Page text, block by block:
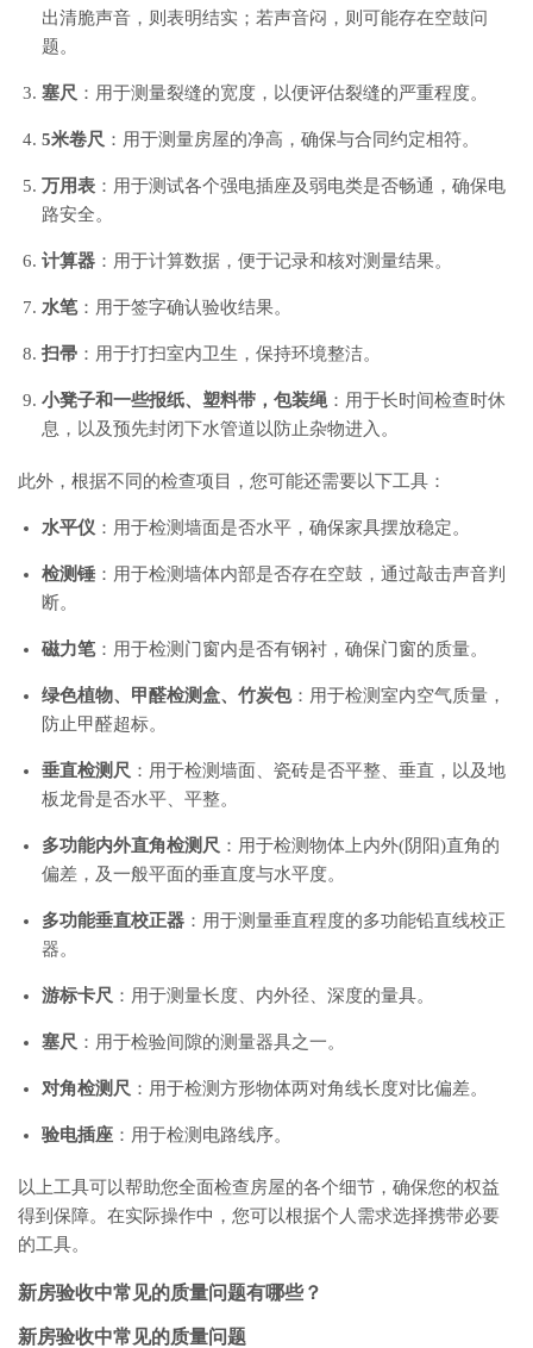
出清脆声音，则表明结实；若声音闷，则可能存在空鼓问
题。
塞尺 ：用于测量裂缝的宽度，以便评估裂缝的严重程度。
5米卷尺 ：用于测量房屋的净高，确保与合同约定相符。
万用表 ：用于测试各个强电插座及弱电类是否畅通，确保电
路安全。
计算器 ：用于计算数据，便于记录和核对测量结果。
水笔：用于签字确认验收结果。
扫帚 ：用于打扫室内卫生，保持环境整洁。
小凳子和一些报纸、塑料带，包装绳 ：用于长时间检查时休
息，以及预先封闭下水管道以防止杂物进入。
此外，根据不同的检查项目，您可能还需要以下工具：
水平仪 ：用于检测墙面是否水平，确保家具摆放稳定。
检测锤 ：用于检测墙体内部是否存在空鼓，通过敲击声音判
断。
磁力笔：用于检测门窗内是否有钢衬，确保门窗的质量。
绿色植物、甲醛检测盒、竹炭包：用于检测室内空气质量，
防止甲醛超标。
垂直检测尺 ：用于检测墙面、瓷砖是否平整、垂直，以及地
板龙骨是否水平、平整。
多功能内外直角检测尺 ：用于检测物体上内外(阴阳)直角的
偏差，及一般平面的垂直度与水平度。
多功能垂直校正器 ：用于测量垂直程度的多功能铅直线校正
器。
游标卡尺 ：用于测量长度、内外径、深度的量具。
塞尺 ：用于检验间隙的测量器具之一。
对角检测尺 ：用于检测方形物体两对角线长度对比偏差。
验电插座 ：用于检测电路线序。
以上工具可以帮助您全面检查房屋的各个细节，确保您的权益
得到保障。在实际操作中，您可以根据个人需求选择携带必要
的工具。
新房验收中常见的质量问题有哪些？
新房验收中常见的质量问题